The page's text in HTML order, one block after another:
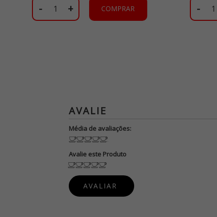
- + COMPRAR -
Média de avaliações:
Avalie este Produto